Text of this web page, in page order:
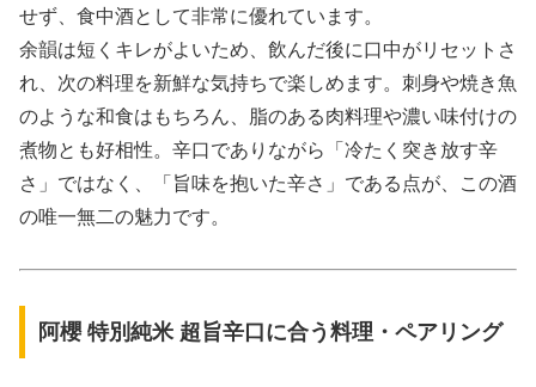
せず、食中酒として非常に優れています。
余韻は短くキレがよいため、飲んだ後に口中がリセットさ
れ、次の料理を新鮮な気持ちで楽しめます。刺身や焼き魚
のような和食はもちろん、脂のある肉料理や濃い味付けの
煮物とも好相性。辛口でありながら「冷たく突き放す辛
さ」ではなく、「旨味を抱いた辛さ」である点が、この酒
の唯一無二の魅力です。
阿櫻 特別純米 超旨辛口に合う料理・ペアリング